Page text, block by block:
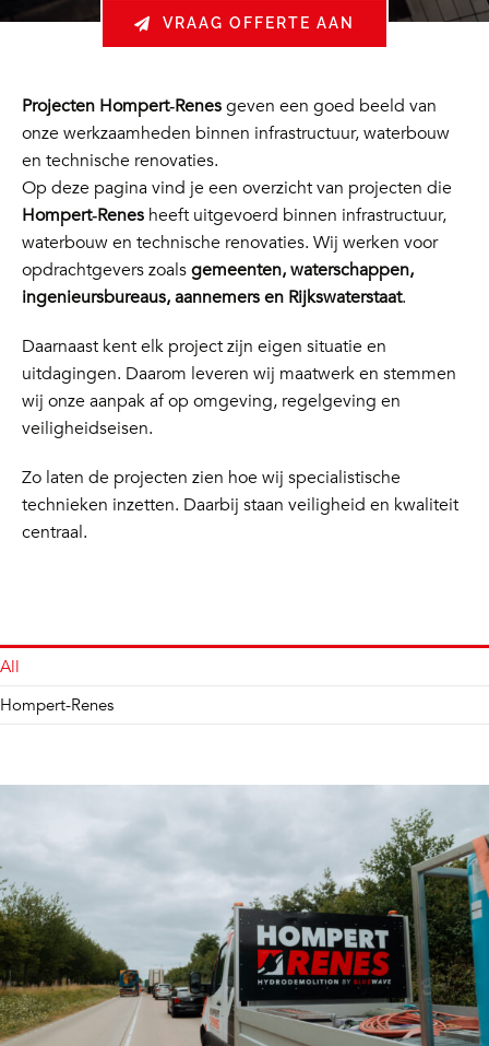
VRAAG OFFERTE AAN
Projecten Hompert‑Renesgeven een goed beeld van
onze werkzaamheden binnen infrastructuur, waterbouw
en technische renovaties.
Op deze pagina vind je een overzicht van projecten die
Hompert‑Renesheeft uitgevoerd binnen infrastructuur,
waterbouw en technische renovaties. Wij werken voor
opdrachtgevers zoalsgemeenten, waterschappen,
ingenieursbureaus, aannemers en Rijkswaterstaat.
Daarnaast kent elk project zijn eigen situatie en
uitdagingen. Daarom leveren wij maatwerk en stemmen
wij onze aanpak af op omgeving, regelgeving en
veiligheidseisen.
Zo laten de projecten zien hoe wij specialistische
technieken inzetten. Daarbij staan veiligheid en kwaliteit
centraal.
All
Hompert-Renes